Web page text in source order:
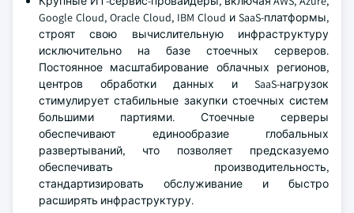
Google Cloud, Oracle Cloud, IBM Cloud и SaaS-платформы,
строят свою вычислительную инфраструктуру
исключительно на базе стоечных серверов.
Постоянное масштабирование облачных регионов,
центров обработки данных и SaaS-нагрузок
стимулирует стабильные закупки стоечных систем
большими партиями. Стоечные серверы
обеспечивают единообразие глобальных
развертываний, что позволяет предсказуемо
обеспечивать производительность,
стандартизировать обслуживание и быстро
расширять инфраструктуру.